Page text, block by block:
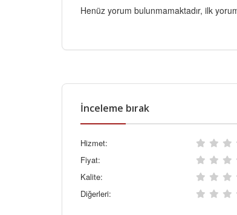
Henüz yorum bulunmamaktadır, ilk
İnceleme bırak
Hizmet:
Fiyat:
Kalite:
Diğerleri: